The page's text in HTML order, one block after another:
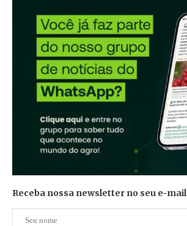
Receba nossa newsletter no seu e-mail